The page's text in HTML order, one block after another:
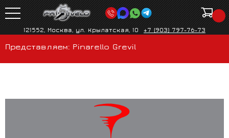
121552, Москва, ул. Крылатская, 10 +7 (903) 797-76-73
Представляем: Pinarello Grevil